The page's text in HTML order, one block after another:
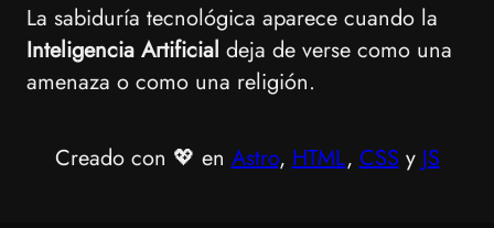
La sabiduría tecnológica aparece cuando la
Inteligencia Artificial deja de verse como una
amenaza o como una religión.
Creado con 💖 en Astro, HTML, CSS y JS